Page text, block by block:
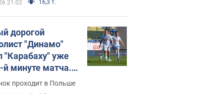
21:02 16,3 т.
дорогой
"Динамо"
"Карабаху" уже
й минуте матча.
проходит в Польше